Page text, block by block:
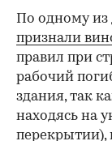
По одному из
признали
правил при
рабочий
здания, так
находясь на
перекрытии),